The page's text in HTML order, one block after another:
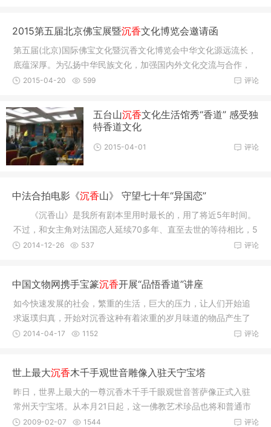
2015第五届北京佛宝展暨沉香文化博览会邀请函
第五届(北京)国际佛宝文化暨沉香文化博览会中华文化源远流长，
底蕴深厚。为弘扬中华民族文化，加强国内外文化交流与合作，
提高我
评论
2015-04-20 599
五台山沉香文化生活馆秀“香道” 感受独
特香道文化
评论
2015-04-01
中法合拍电影《沉香山》 守望七十年“异国恋”
《沉香山》是我所有剧本里用时最长的，用了将近5年时间。
不过，和女主角对法国恋人延续70多年、直至去世的等待相比，5
年真的
评论
2014-12-26 537
中国文物网携手宝篆沉香开展“品悟香道”讲座
如今快速发展的社会，繁重的生活，巨大的压力，让人们开始追
求返璞归真，开始对沉香这种有着浓重的岁月味道的物品产生了
兴趣。
评论
2014-04-17 1152
世上最大沉香木千手观世音雕像入驻天宁宝塔
昨日，世界上最大的一尊沉香木千手千眼观世音菩萨像正式入驻
常州天宁宝塔。从本月21日起，这一佛教艺术珍品也将和普通市
民见面。
评论
2009-02-07 1544